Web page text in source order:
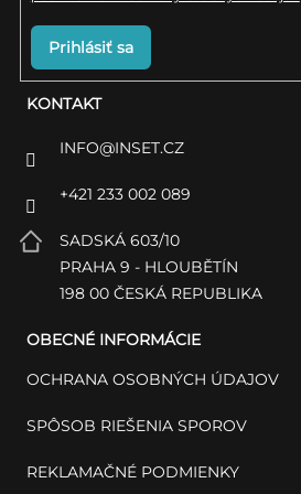
KONTAKT
INFO@INSET.CZ
+421 233 002 089
SADSKÁ 603/10
PRAHA 9 - HLOUBĚTÍN
198 00 ČESKÁ REPUBLIKA
OBECNÉ INFORMÁCIE
OCHRANA OSOBNÝCH ÚDAJOV
SPÔSOB RIEŠENIA SPOROV
REKLAMAČNÉ PODMIENKY
Prihlásiť sa